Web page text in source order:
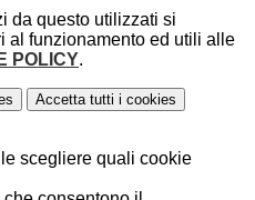
da questo utilizzati si
al funzionamento ed utili alle
POLICY.
Accetta tutti i cookies
scegliere quali cookie